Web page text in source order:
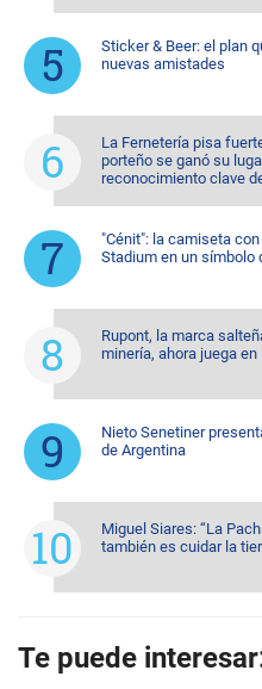
Sticker & Beer: el plan
nuevas amistades
La Fernetería pisa
porteño se ganó su
reconocimiento clave
"Cénit": la camiseta
Stadium en un símbolo
Rupont, la marca
minería, ahora juega
Nieto Senetiner
de Argentina
Miguel Siares: “La
también es cuidar la
Te puede